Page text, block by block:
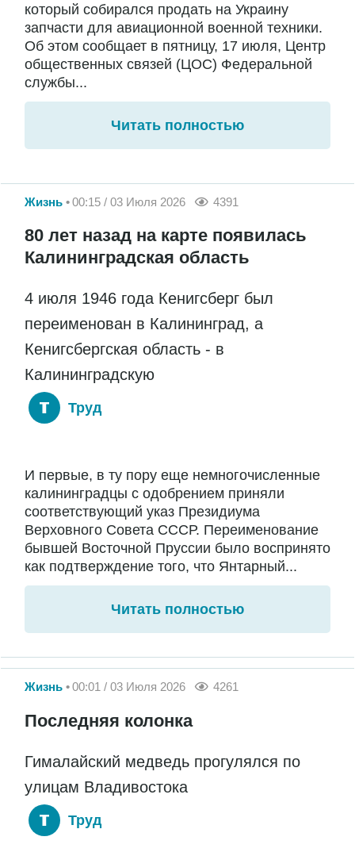
который собирался продать на Украину
запчасти для авиационной военной техники.
Об этом сообщает в пятницу, 17 июля, Центр
общественных связей (ЦОС) Федеральной
службы...
Читать полностью
Жизнь 00:15 / 03 Июля 2026 4391
80 лет назад на карте появилась
Калининградская область
4 июля 1946 года Кенигсберг был
переименован в Калининград, а
Кенигсбергская область - в
Калининградскую
Труд
И первые, в ту пору еще немногочисленные
калининградцы с одобрением приняли
соответствующий указ Президиума
Верховного Совета СССР. Переименование
бывшей Восточной Пруссии было воспринято
как подтверждение того, что Янтарный...
Читать полностью
Жизнь 00:01 / 03 Июля 2026 4261
Последняя колонка
Гималайский медведь прогулялся по
улицам Владивостока
Труд